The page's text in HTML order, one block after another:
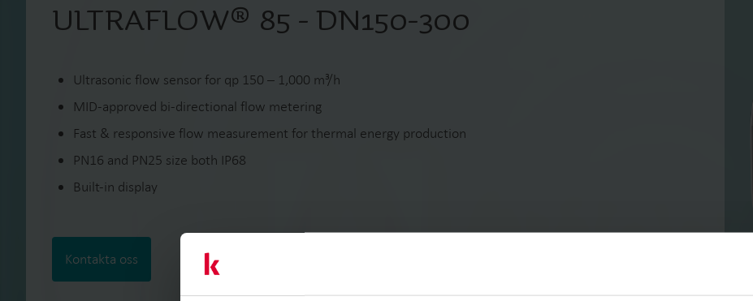
kunder att minska vattenförlust, förbättra system, optimera
Lösningar för vattenmätning
ULTRAFLOW® 85 - DN150-300
Ultrasonic flow sensor for qp 150 – 1,000 m³/h
MID-approved bi-directional flow metering
Fast & responsive flow measurement for thermal energy production
PN16 and PN25 size both IP68
Built-in display
Kontakta oss